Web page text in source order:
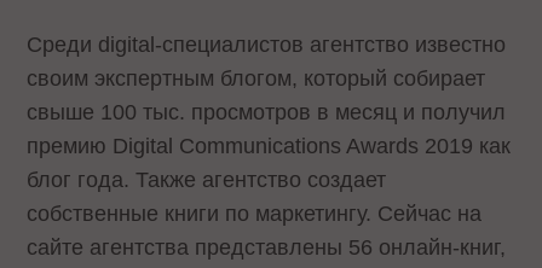
Среди digital-специалистов агентство известно
своим экспертным блогом, который собирает
свыше 100 тыс. просмотров в месяц и получил
премию Digital Communications Awards 2019 как
блог года. Также агентство создает
собственные книги по маркетингу. Сейчас на
сайте агентства представлены 56 онлайн-книг,